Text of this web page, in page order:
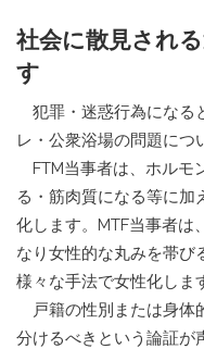
社会に散見され
す
犯罪・迷惑行為になる
レ・公衆浴場の問題につ
FTM当事者は、ホルモ
る・筋肉質になる等に加
化します。MTF当事者は
なり女性的な丸みを帯び
様々な手法で女性化しま
戸籍の性別または身体
分けるべきという論証が